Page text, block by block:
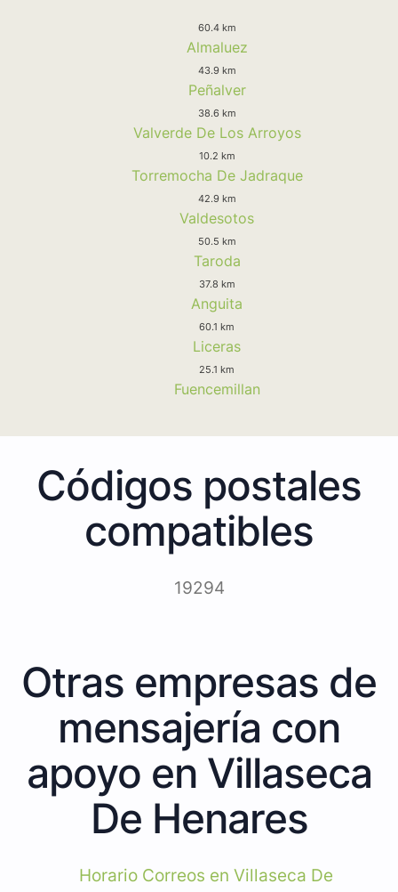
60.4 km
Almaluez
43.9 km
Peñalver
38.6 km
Valverde De Los Arroyos
10.2 km
Torremocha De Jadraque
42.9 km
Valdesotos
50.5 km
Taroda
37.8 km
Anguita
60.1 km
Liceras
25.1 km
Fuencemillan
Códigos postales
compatibles
19294
Otras empresas de
mensajería con
apoyo en Villaseca
De Henares
Horario Correos en Villaseca De